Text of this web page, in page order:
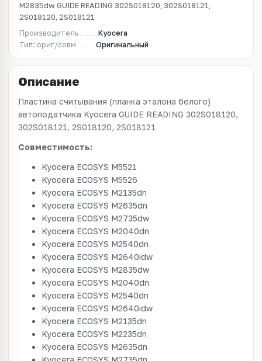
M2835dw GUIDE READING 302S018120, 302S018121,
2S018120, 2S018121
Производитель
Kyocera
Тип: ориг/совм
Оригинальный
Описание
Пластина считывания (планка эталона белого)
автоподатчика Kyocera GUIDE READING 302S018120,
302S018121, 2S018120, 2S018121
Совместимость:
Kyocera ECOSYS M5521
Kyocera ECOSYS M5526
Kyocera ECOSYS M2135dn
Kyocera ECOSYS M2635dn
Kyocera ECOSYS M2735dw
Kyocera ECOSYS M2040dn
Kyocera ECOSYS M2540dn
Kyocera ECOSYS M2640idw
Kyocera ECOSYS M2835dw
Kyocera ECOSYS M2040dn
Kyocera ECOSYS M2540dn
Kyocera ECOSYS M2640idw
Kyocera ECOSYS M2135dn
Kyocera ECOSYS M2235dn
Kyocera ECOSYS M2635dn